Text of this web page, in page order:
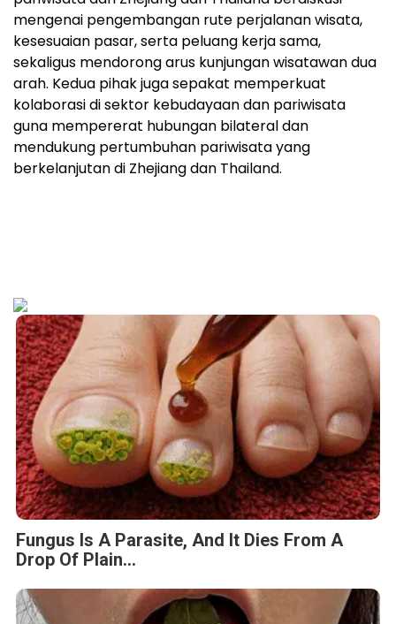
mengenai pengembangan rute perjalanan wisata,
kesesuaian pasar, serta peluang kerja sama,
sekaligus mendorong arus kunjungan wisatawan dua
arah. Kedua pihak juga sepakat memperkuat
kolaborasi di sektor kebudayaan dan pariwisata
guna mempererat hubungan bilateral dan
mendukung pertumbuhan pariwisata yang
berkelanjutan di Zhejiang dan Thailand.
Fungus Is A Parasite, And It Dies From A
Drop Of Plain...